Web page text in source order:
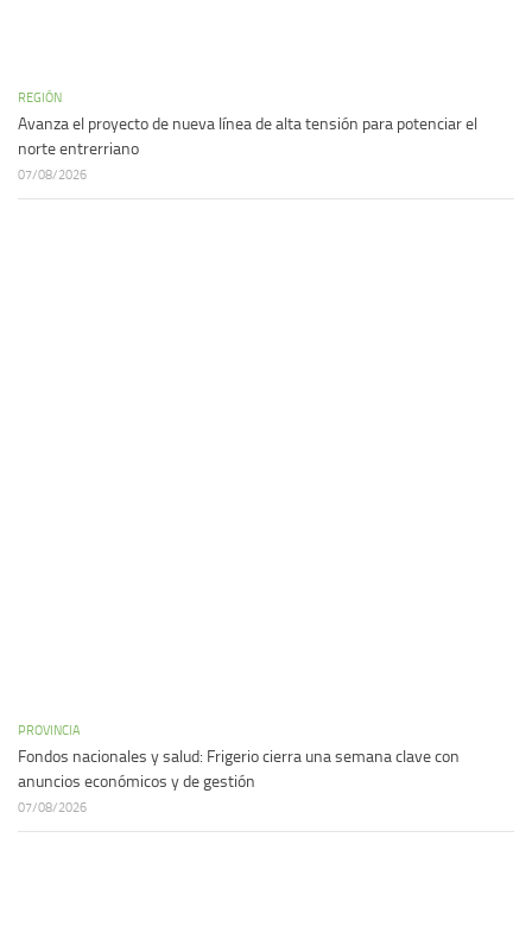
REGIÓN
Avanza el proyecto de nueva línea de alta tensión para potenciar el
norte entrerriano
07/08/2026
PROVINCIA
Fondos nacionales y salud: Frigerio cierra una semana clave con
anuncios económicos y de gestión
07/08/2026